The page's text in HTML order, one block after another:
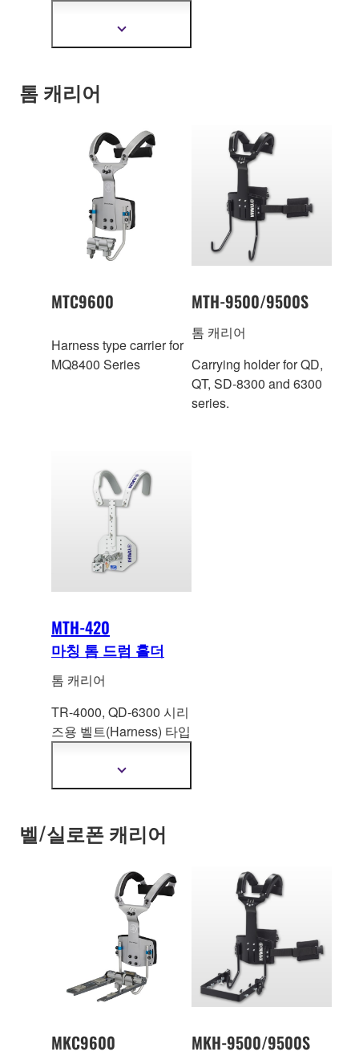
더
자
톰 캐리어
MTC9600
Harness type carrier for
MQ8400 Series
MTH-9500/9500S
톰 캐리어
Carrying holder for QD,
QT, SD-8300 and 6300
series.
MTH-420
마칭 톰 드럼 홀더
톰 캐리어
TR-4000, QD-6300 시리
즈용 벨트(Harness) 타입
더
자
정
보
기
벨/실로폰 캐리어
MKC9600 MKH-9500/9500S